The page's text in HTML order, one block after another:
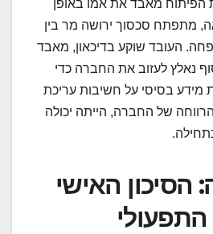
מאבד את אמו באופן
מתפתח סכסוך ירושה מר בין
העובד שוקע בדיכאון, מאבד
נאלץ לעזוב את החברה כדי
בסיסי על חשיבות עריכת
של החברה, הייתה יכולה
הסיכון האישי
התפעולי